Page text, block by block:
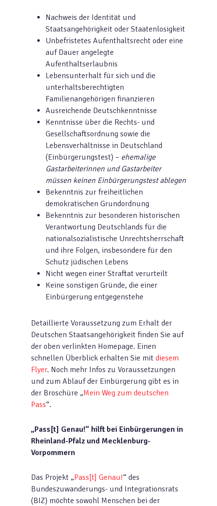
Nachweis der Identität und
Staatsangehörigkeit oder Staaten­losigkeit
Unbefristetes Auf­enthaltsrecht oder eine
auf Dauer angelegte
Aufenthaltserlaubnis
Lebensunterhalt für sich und die
unterhaltsberechtigten
Familienangehörigen finanzieren
Ausreichende Deutsch­kenntnisse
Kenntnisse über die Rechts- und
Gesellschaftsordnung sowie die
Lebensverhältnisse in Deutschland
(Einbürge­rungstest) – ehemalige
Gastarbeiterinnen und Gastarbeiter
müssen keinen Einbürgerungstest ablegen
Bekenntnis zur freiheitlichen
demokratischen Grundordnung
Bekenntnis zur besonde­ren historischen
Verantwortung Deutschlands für die
national­sozialistische Unrechtsherrschaft
und ihre Folgen, insbesondere für den
Schutz jüdischen Lebens
Nicht wegen einer Straftat verurteilt
Keine sonstigen Gründe, die einer
Einbürgerung ent­gegenstehe
Detaillierte Voraussetzung zum Erhalt der
Deutschen Staatsangehörigkeit finden Sie auf
der oben verlinkten Homepage. Einen
schnellen Überblick erhalten Sie mit diesem
Flyer. Noch mehr Infos zu Voraussetzungen
und zum Ablauf der Einbürgerung gibt es in
der Broschüre „Mein Weg zum deutschen
Pass“.
„Pass[t] Genau!“ hilft bei Einbürgerungen in
Rheinland-Pfalz und Mecklenburg-
Vorpommern
Das Projekt „Pass[t] Genau!“ des
Bundeszuwanderungs- und Integrationsrats
(BIZ) möchte sowohl Menschen bei der